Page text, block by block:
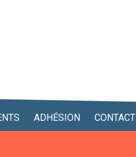
ADHÉSION CONTACT